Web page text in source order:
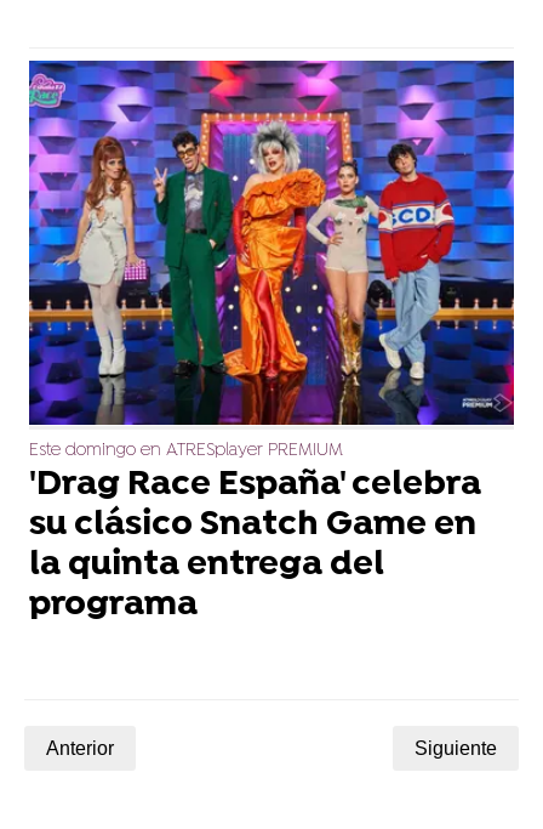
Este domingo en ATRESplayer PREMIUM
'Drag Race España' celebra
su clásico Snatch Game en
la quinta entrega del
programa
Anterior Siguiente